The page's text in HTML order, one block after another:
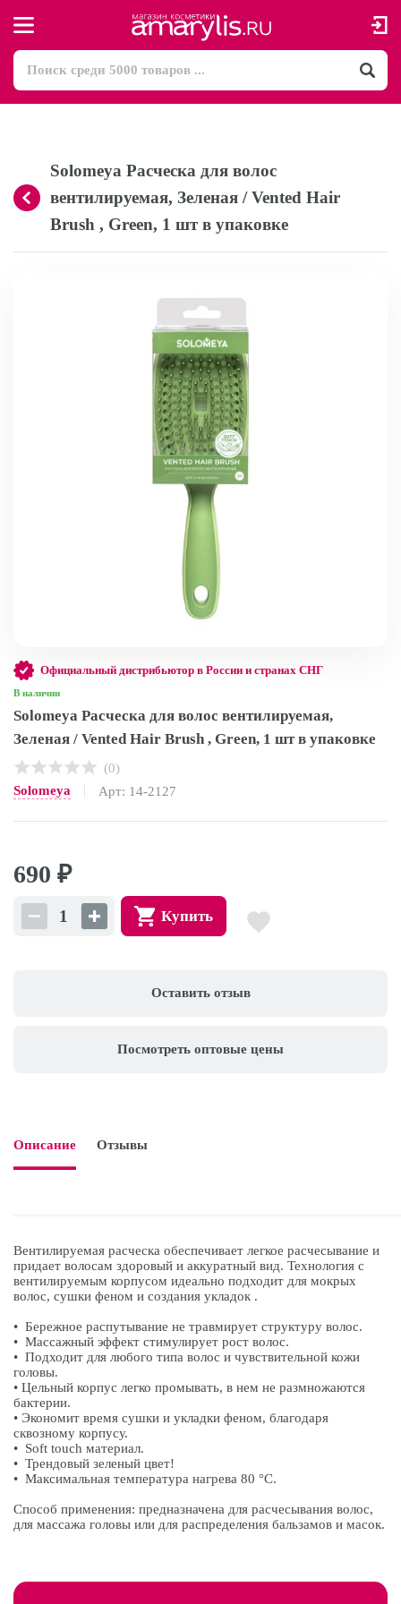
Solomeya Расческа для волос
вентилируемая, Зеленая / Vented Hair
Brush , Green, 1 шт в упаковке
Оставить отзыв
Посмотреть оптовые цены
Официальный дистрибьютор в России и странах СНГ
В наличии
Solomeya Расческа для волос вентилируемая,
Зеленая / Vented Hair Brush , Green, 1 шт в упаковке
(0)
Solomeya
Арт: 14-2127
690 ₽
Купить
Описание Отзывы
Вентилируемая расческа обеспечивает легкое расчесывание и
придает волосам здоровый и аккуратный вид. Технология с
вентилируемым корпусом идеально подходит для мокрых
волос, сушки феном и создания укладок .
• Бережное распутывание не травмирует структуру волос.
• Массажный эффект стимулирует рост волос.
• Подходит для любого типа волос и чувствительной кожи
головы.
• Цельный корпус легко промывать, в нем не размножаются
бактерии.
• Экономит время сушки и укладки феном, благодаря
сквозному корпусу.
• Soft touch материал.
• Трендовый зеленый цвет!
• Максимальная температура нагрева 80 °C.
Способ применения: предназначена для расчесывания волос,
для массажа головы или для распределения бальзамов и масок.